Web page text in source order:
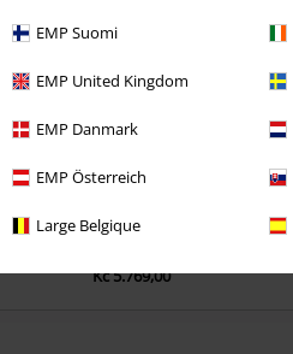
EMP Suomi
EMP United Kingdom
EMP Danmark
EMP Österreich
Large Belgique
Kč 5.769,00